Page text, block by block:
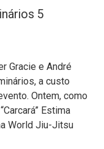
5
Gracie e André
a custo
Ontem, como
Estima
World Jiu-Jitsu